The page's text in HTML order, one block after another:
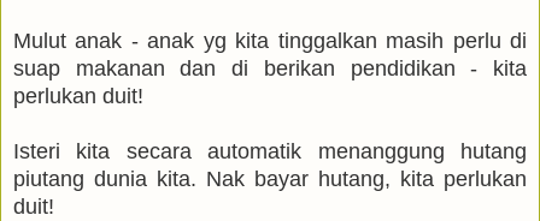
Mulut anak - anak yg kita tinggalkan masih perlu di
suap makanan dan di berikan pendidikan - kita
perlukan duit!
Isteri kita secara automatik menanggung hutang
piutang dunia kita. Nak bayar hutang, kita perlukan
duit!